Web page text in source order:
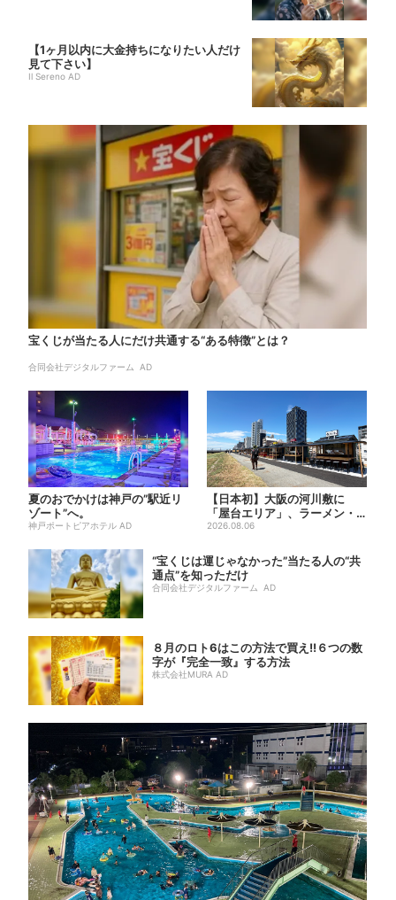
【1ヶ月以内に大金持ちになりたい人だけ
見て下さい】
Il Sereno AD
宝くじが当たる人にだけ共通する“ある特徴”とは？
合同会社デジタルファーム AD
夏のおでかけは神戸の”駅近リ
ゾート”へ。
神戸ポートピアホテル AD
【日本初】大阪の河川敷に
「屋台エリア」、ラーメン・
焼肉・しゃぶしゃぶ・カフェ
2026.08.06
“宝くじは運じゃなかった”当たる人の“共
通点”を知っただけ
合同会社デジタルファーム AD
８月のロト6はこの方法で買え!!６つの数
字が『完全一致』する方法
株式会社MURA AD